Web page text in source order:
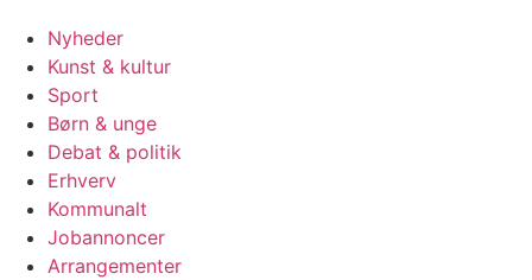
Nyheder
Kunst & kultur
Sport
Børn & unge
Debat & politik
Erhverv
Kommunalt
Jobannoncer
Arrangementer